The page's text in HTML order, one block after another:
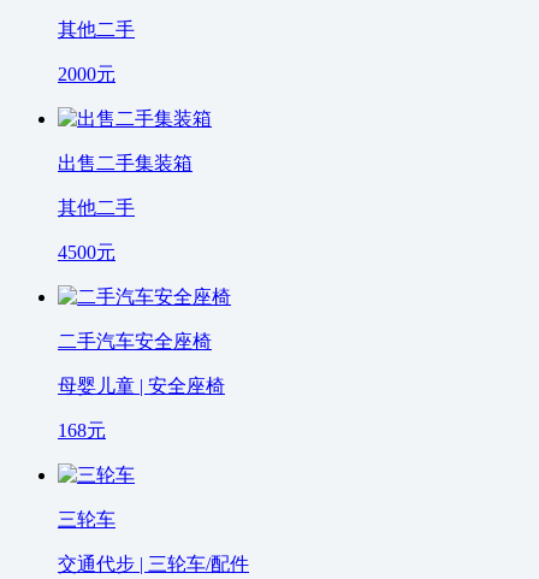
其他二手
2000元
出售二手集装箱
其他二手
4500元
二手汽车安全座椅
母婴儿童 | 安全座椅
168元
三轮车
交通代步 | 三轮车/配件